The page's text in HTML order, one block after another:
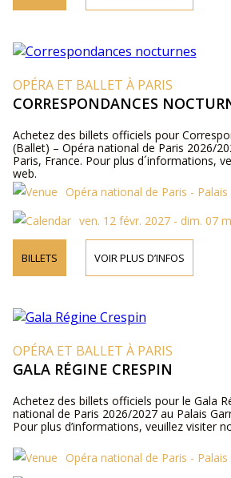
OPÉRA ET BALLET À PARIS
CORRESPONDANCES
Achetez des billets officiels pour
(Ballet) – Opéra national de Paris 2026/
Paris, France. Pour plus d´informations,
web.
Opéra national de Paris - Palais
ven. 12 févr. 2027 - dim. 07
BILLETS VOIR PLUS D’INFOS
OPÉRA ET BALLET À PARIS
GALA RÉGINE CRESPIN
Achetez des billets officiels pour le Gala
national de Paris 2026/2027 au Palais
Pour plus d’informations, veuillez visiter
Opéra national de Paris - Palais